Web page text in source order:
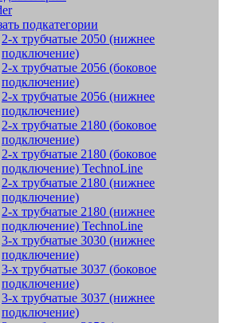
подкатегории
2-х трубчатые 2050 (нижнее
подключение)
2-х трубчатые 2056 (боковое
подключение)
2-х трубчатые 2056 (нижнее
подключение)
2-х трубчатые 2180 (боковое
подключение)
2-х трубчатые 2180 (боковое
подключение) TechnoLine
2-х трубчатые 2180 (нижнее
подключение)
2-х трубчатые 2180 (нижнее
подключение) TechnoLine
3-х трубчатые 3030 (нижнее
подключение)
3-х трубчатые 3037 (боковое
подключение)
3-х трубчатые 3037 (нижнее
подключение)